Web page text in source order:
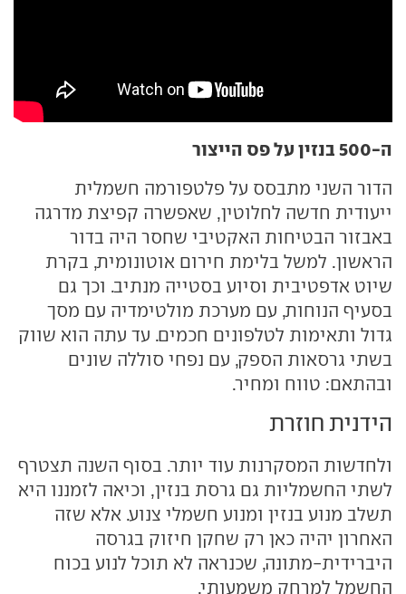
ה-500 בנזין על פס הייצור
הדור השני מתבסס על פלטפורמה חשמלית
ייעודית חדשה לחלוטין, שאפשרה קפיצת מדרגה
באבזור הבטיחות האקטיבי שחסר היה בדור
הראשון. למשל בלימת חירום אוטונומית, בקרת
שיוט אדפטיבית וסיוע בסטייה מנתיב. וכך גם
בסעיף הנוחות, עם מערכת מולטימדיה עם מסך
גדול ותאימות לטלפונים חכמים. עד עתה הוא שווק
בשתי גרסאות הספק, עם נפחי סוללה שונים
ובהתאם: טווח ומחיר.
הידנית חוזרת
ולחדשות המסקרנות עוד יותר. בסוף השנה תצטרף
לשתי החשמליות גם גרסת בנזין, וכיאה לזמננו היא
תשלב מנוע בנזין ומנוע חשמלי צנוע. אלא שזה
האחרון יהיה כאן רק שחקן חיזוק בגרסה
היברידית-מתונה, שכנראה לא תוכל לנוע בכוח
החשמל למרחק משמעותי.